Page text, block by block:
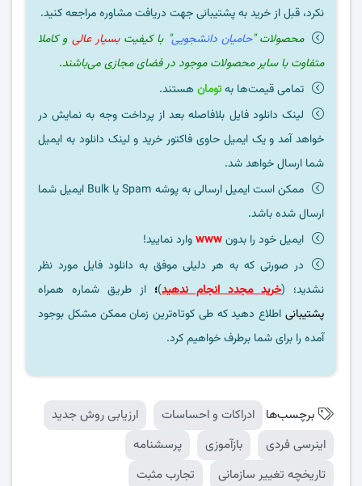
نکرد، قبل از خرید به پشتیبانی جهت دریافت مشاوره مراجعه کنید.
محصولات "حامیان دانشجویی" با کیفیت بسیار عالی و کاملا
متفاوت با سایر محصولات موجود در فضای مجازی می‌باشند.
تمامی قیمت‌ها بهتومان هستند.
لینک دانلود فایل بلافاصله بعد از پرداخت وجه به نمایش در
خواهد آمد و یک ایمیل حاوی فاکتور خرید و لینک دانلود به ایمیل
شما ارسال خواهد شد.
ممکن است ایمیل ارسالی به پوشه Spam یا Bulk ایمیل شما
ارسال شده باشد.
ایمیل خود را بدونwwwوارد نمایید!
در صورتی که به هر دلیلی موفق به دانلود فایل مورد نظر
نشدید؛ (خرید مجدد انجام ندهید)؛ از طریق شماره همراه
پشتیبانی اطلاع دهید که طی کوتاه‌ترین زمان ممکن مشکل بوجود
آمده را برای شما برطرف خواهیم کرد.
برچسب‌ها ادراکات و احساسات
ارزیابی روش جدید
اینرسی فردی
بازآموزی
پرسشنامه
تاریخچه تغییر سازمانی
تجارب مثبت